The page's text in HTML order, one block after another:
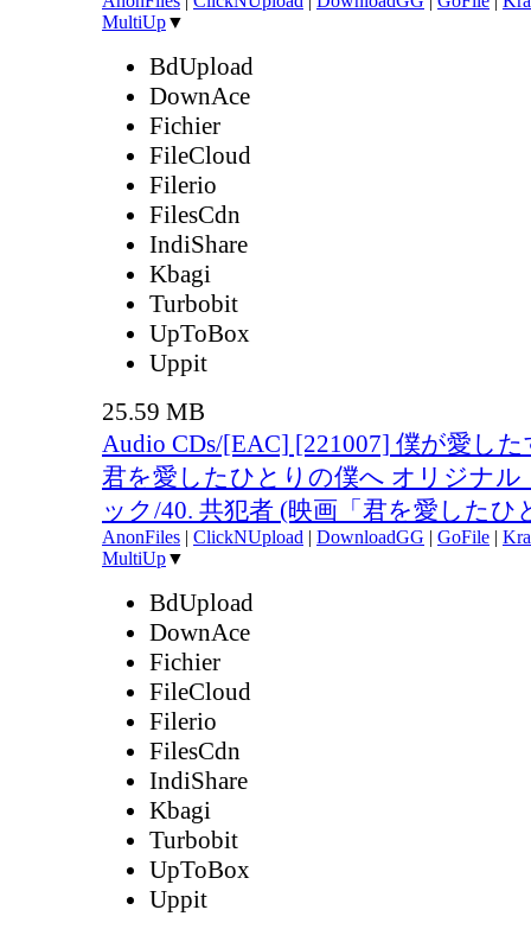
MultiUp▼
BdUpload
DownAce
Fichier
FileCloud
Filerio
FilesCdn
IndiShare
Kbagi
Turbobit
UpToBox
Uppit
25.59 MB
Audio CDs/[EAC] [221007] 僕が愛し
君を愛したひとりの僕へ オリジナ
ック/40. 共犯者 (映画「君を愛したひ
AnonFiles | ClickNUpload | DownloadGG | GoFile |
MultiUp▼
BdUpload
DownAce
Fichier
FileCloud
Filerio
FilesCdn
IndiShare
Kbagi
Turbobit
UpToBox
Uppit